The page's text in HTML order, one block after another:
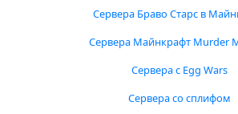
Сервера Браво Старс в
Сервера Майнкрафт Murder
Сервера с Egg Wars
Сервера со сплифом